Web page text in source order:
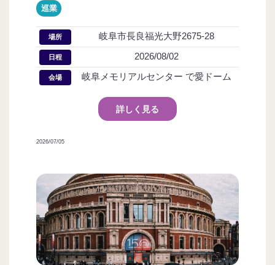
巡業
場所 岐阜市長良福光大野2675-28
日程 2026/08/02
会場 岐阜メモリアルセンター で愛ドーム
詳しく見る
2026/07/05